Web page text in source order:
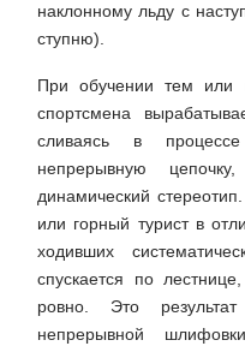
наклонному льду с
ступню).
При обучении тем или
спортсмена
сливаясь в
непрерывную
динамический
или горный турист в
ходивших
спускается по
ровно. Это
непрерывной